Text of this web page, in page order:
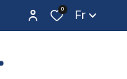
0 Fr